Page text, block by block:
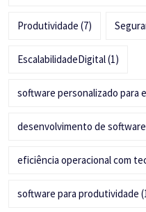
Produtividade (7)
EscalabilidadeDigital(1)
software personalizado para
desenvolvimento de
eficiência operacional com
software para produtividade